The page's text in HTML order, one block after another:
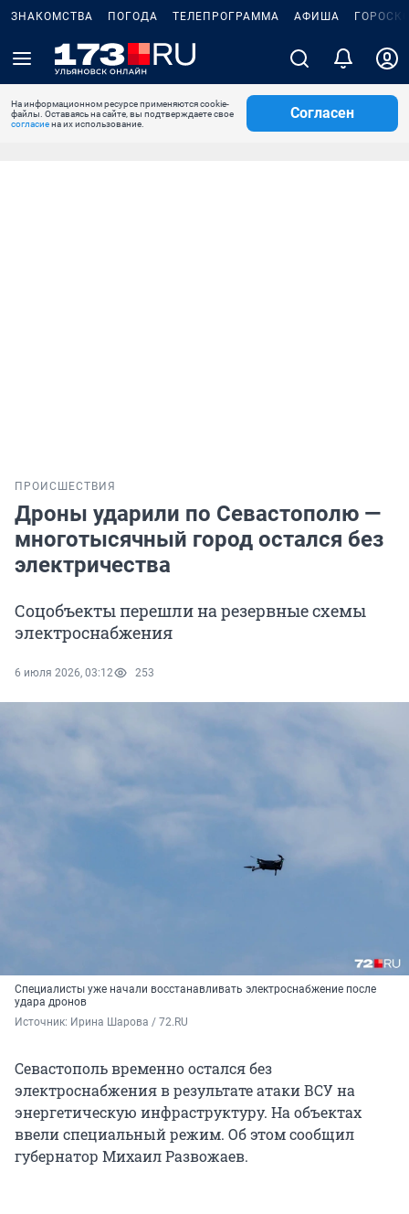
ЗНАКОМСТВА ПОГОДА ТЕЛЕПРОГРАММА АФИША
На информационном ресурсе применяются cookie-
файлы. Оставаясь на сайте, вы подтверждаете свое
согласиена их использование.
Согласен
ПРОИСШЕСТВИЯ
Дроны ударили по Севастополю —
многотысячный город остался без
электричества
Соцобъекты перешли на резервные схемы
электроснабжения
6 июля 2026, 03:12 253
Специалисты уже начали восстанавливать электроснабжение после
удара дронов
Источник: Ирина Шарова / 72.RU
Севастополь временно остался без
электроснабжения в результате атаки ВСУ на
энергетическую инфраструктуру. На объектах
ввели специальный режим. Об этом сообщил
губернатор Михаил Развожаев.